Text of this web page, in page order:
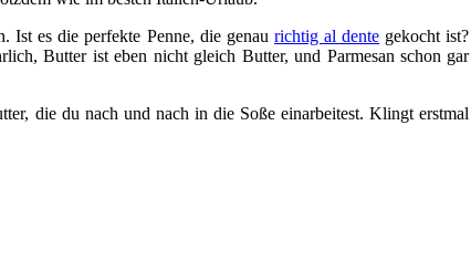
Ist es die perfekte Penne, die genau richtig al dente gekocht ist?
Butter ist eben nicht gleich Butter, und Parmesan schon gar
die du nach und nach in die Soße einarbeitest. Klingt erstmal